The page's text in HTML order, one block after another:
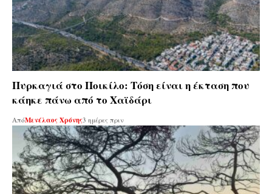
Πυρκαγιά στο Ποικίλο: Τόση είναι η έκταση που
κάηκε πάνω από το Χαϊδάρι
ΑπόΜενέλαος Χρόνης3 ημέρες πριν